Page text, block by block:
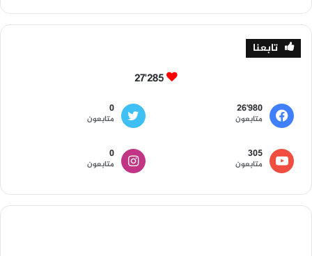
تابعنا
27٬285
26٬980
متابعون
0
متابعون
305
متابعون
0
متابعون